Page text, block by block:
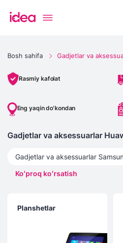
Bosh sahifa Gadjetlar va
Rasmiy kafolat
Eng yaqin do'kondan
Gadjetlar va aksessuarlar
Gadjetlar va aksessuarlar
Koʻproq koʻrsatish
Planshetlar